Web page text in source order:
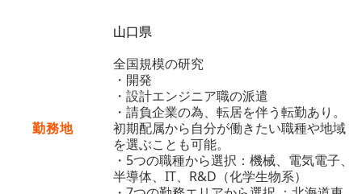
勤務地
山口県
全国規模の研究
・開発
・設計エンジニア職の派遣
・請負企業の為、転居を伴う転勤あり。
初期配属から自分が働きたい職種や地域
を選ぶことも可能。
・5つの職種から選択：機械、電気電子、
半導体、IT、R&D（化学生物系）